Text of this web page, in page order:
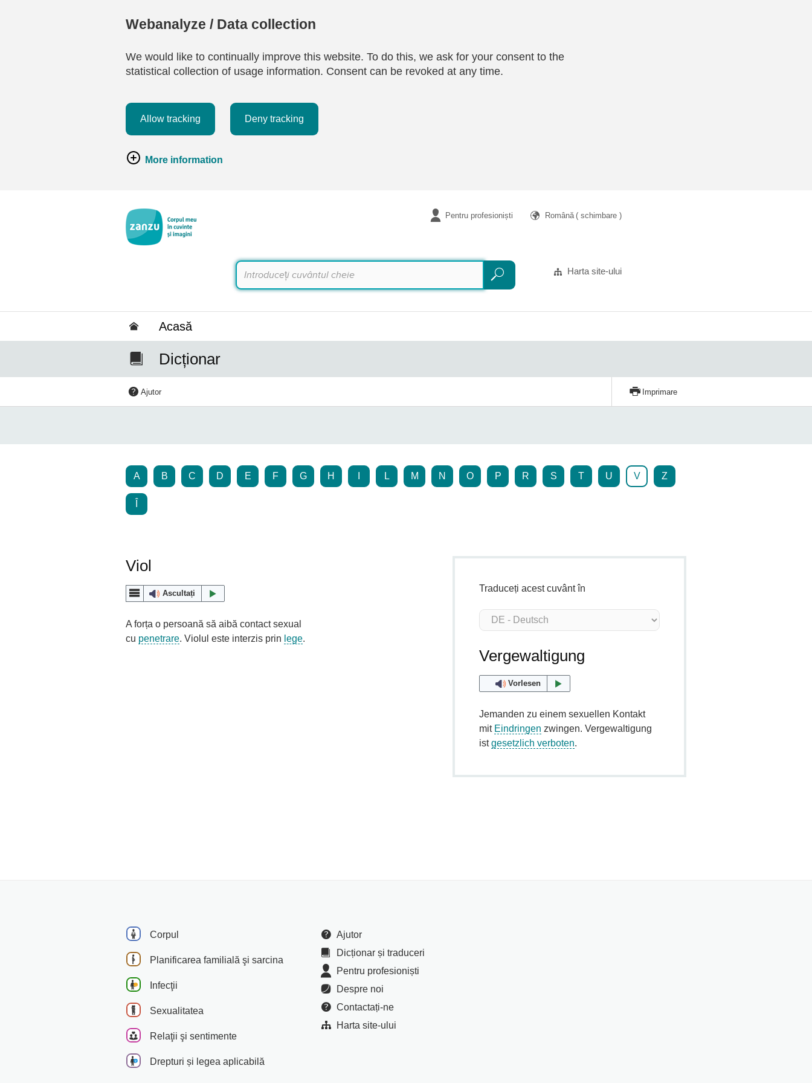
Webanalyze / Data collection
We would like to continually improve this website. To do this, we ask for your consent to the
statistical collection of usage information. Consent can be revoked at any time.
Allow tracking Deny tracking
More information
Pentru profesioniști Română ( schimbare )
Căutare
Căutare
Harta site-ului
Acasă
Dicționar
Ajutor Imprimare
A B C D E F G H L M N O P R S T U V Z
Viol
Ascultați
A forța o persoană să aibă contact sexual
cu penetrare. Violul este interzis prin lege.
Traduceți acest cuvânt în
Vergewaltigung
Vorlesen
Jemanden zu einem sexuellen Kontakt
mit Eindringen zwingen. Vergewaltigung
istgesetzlich verboten.
Corpul
Planificarea familială şi sarcina
Infecţii
Sexualitatea
Relaţii şi sentimente
Drepturi și legea aplicabilă
Ajutor
Dicționar și traduceri
Pentru profesioniști
Despre noi
Contactați-ne
Harta site-ului